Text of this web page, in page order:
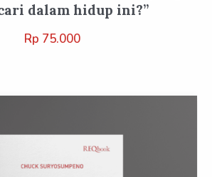
dalam hidup ini?”
Rp 75.000